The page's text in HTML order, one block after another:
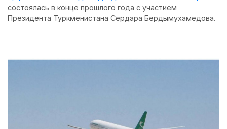
состоялась в конце прошлого года с участием
Президента Туркменистана Сердара Бердымухамедова.